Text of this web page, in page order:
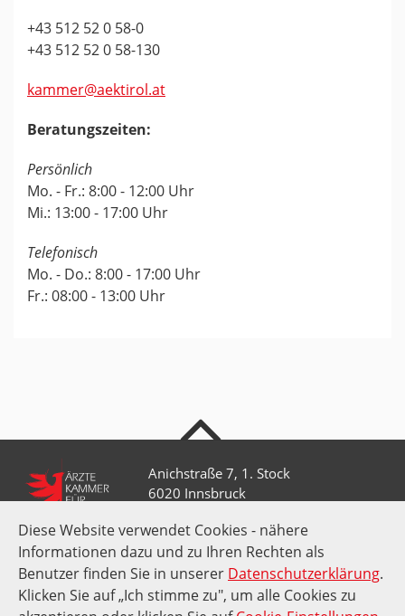
Diese Website verwendet Cookies - nähere
Informationen dazu und zu Ihren Rechten als
Benutzer finden Sie in unserer Datenschutzerklärung.
Klicken Sie auf „Ich stimme zu", um alle Cookies zu
+43 512 52 0 58-0
+43 512 52 0 58-130
kammer@aektirol.at
Beratungszeiten:
Persönlich
Mo. - Fr.: 8:00 - 12:00 Uhr
Mi.: 13:00 - 17:00 Uhr
Telefonisch
Mo. - Do.: 8:00 - 17:00 Uhr
Fr.: 08:00 - 13:00 Uhr
Anichstraße 7, 1. Stock
6020 Innsbruck
+43 512 52 0 58-0
kammer@aektirol.at